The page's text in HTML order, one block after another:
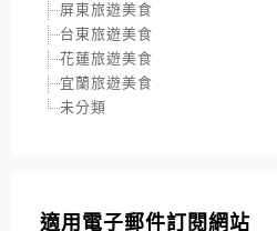
屏東旅遊美食
台東旅遊美食
花蓮旅遊美食
宜蘭旅遊美食
未分類
適用電子郵件訂閱網站